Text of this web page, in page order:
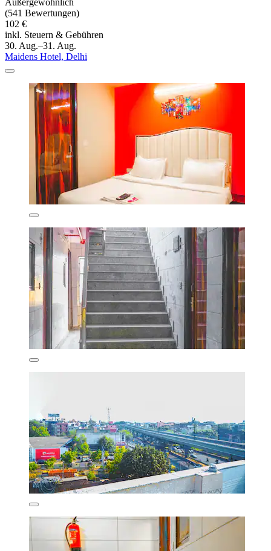
(541 Bewertungen)
102 €
inkl. Steuern & Gebühren
30. Aug.–31. Aug.
Maidens Hotel, Delhi